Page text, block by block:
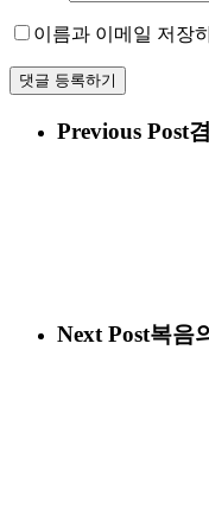
이름과 이메일 저장
Previous Post
Next Post복음